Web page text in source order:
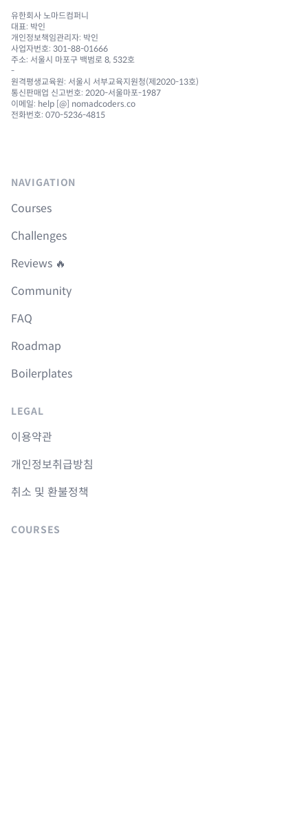
유한회사 노마드컴퍼니
대표: 박인
개인정보책임관리자: 박인
사업자번호: 301-88-01666
주소: 서울시 마포구 백범로 8, 532호
-
원격평생교육원: 서울시 서부교육지원청(제2020-13호)
통신판매업 신고번호: 2020-서울마포-1987
이메일: help [@] nomadcoders.co
전화번호: 070-5236-4815
NAVIGATION
Courses
Challenges
Reviews 🔥
Community
FAQ
Roadmap
Boilerplates
LEGAL
이용약관
개인정보취급방침
취소 및 환불정책
COURSES